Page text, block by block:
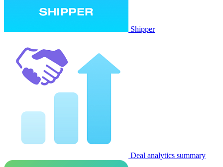
Shipper
Deal analytics summary